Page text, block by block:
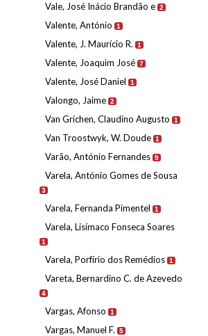
Vale, José Inácio Brandão e 2
Valente, António 1
Valente, J. Maurício R. 1
Valente, Joaquim José 7
Valente, José Daniel 1
Valongo, Jaime 2
Van Grichen, Claudino Augusto 1
Van Troostwyk, W. Doude 1
Varão, António Fernandes 9
Varela, António Gomes de Sousa
3
Varela, Fernanda Pimentel 1
Varela, Lisímaco Fonseca Soares
1
Varela, Porfírio dos Remédios 1
Vareta, Bernardino C. de Azevedo
4
Vargas, Afonso 1
Vargas, Manuel F. 5